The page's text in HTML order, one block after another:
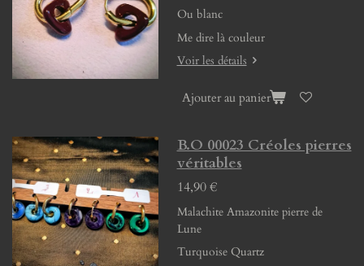
Ou blanc
Me dire là couleur
Voir les détails
Ajouter au panier
B.O 00023 Créoles pierres
véritables
14,90 €
Malachite Amazonite pierre de
Lune
Turquoise Quartz